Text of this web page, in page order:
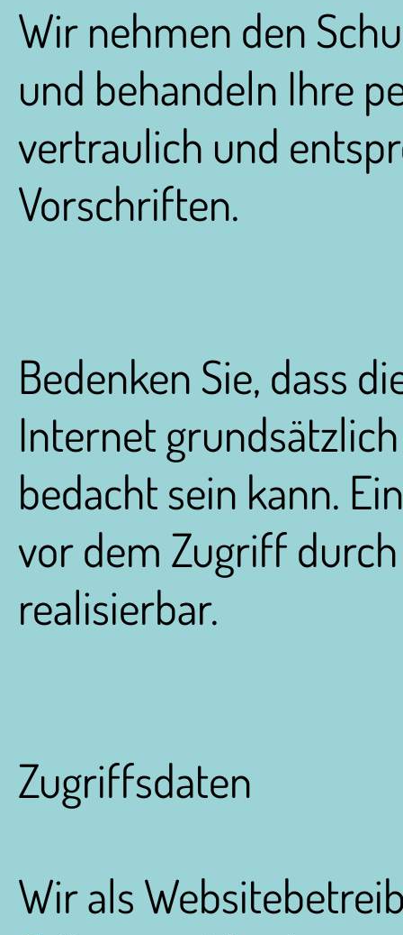
Wir nehmen den
und behandeln Ihre
vertraulich und
Vorschriften.
Bedenken Sie, dass
Internet
bedacht sein kann.
vor dem Zugriff
realisierbar.
Zugriffsdaten
Wir als